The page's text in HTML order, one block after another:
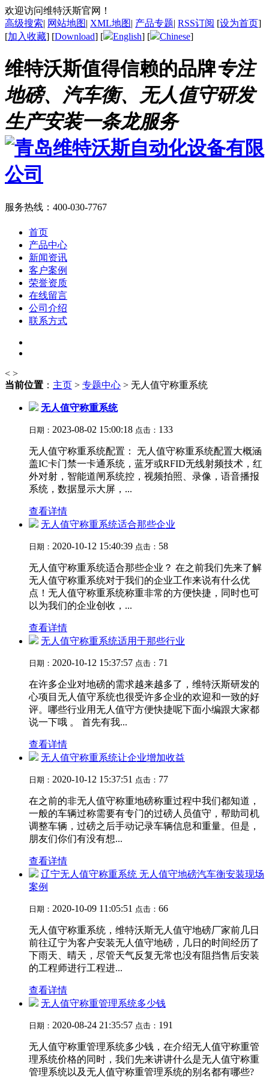
欢迎访问维特沃斯官网！
高级搜索| 网站地图| XML地图| 产品专题| RSS订阅 [设为首页]
[加入收藏] [Download] [ English] [ Chinese]
维特沃斯值得信赖的品牌专注
地磅、汽车衡、无人值守研发
生产安装一条龙服务
服务热线： 400-030-7767
首页
产品中心
新闻资讯
客户案例
荣誉资质
在线留言
公司介绍
联系方式
< >
当前位置 ： 主页 > 专题中心 > 无人值守称重系统
无人值守称重系统
日期： 2023-08-02 15:00:18 点击： 133
无人值守称重系统配置： 无人值守称重系统配置大概涵
盖IC卡门禁一卡通系统，蓝牙或RFID无线射频技术，红
外对射，智能道闸系统控，视频拍照、录像，语音播报
系统，数据显示大屏，...
查看详情
无人值守称重系统适合那些企业
日期： 2020-10-12 15:40:39 点击： 58
无人值守称重系统适合那些企业？ 在之前我们先来了解
无人值守称重系统对于我们的企业工作来说有什么优
点！无人值守称重系统称重非常的方便快捷，同时也可
以为我们的企业创收，...
查看详情
无人值守称重系统适用于那些行业
日期： 2020-10-12 15:37:57 点击： 71
在许多企业对地磅的需求越来越多了，维特沃斯研发的
心项目无人值守系统也很受许多企业的欢迎和一致的好
评。哪些行业用无人值守方便快捷呢下面小编跟大家都
说一下哦 。 首先有我...
查看详情
无人值守称重系统让企业增加收益​
日期： 2020-10-12 15:37:51 点击： 77
在之前的非无人值守称重地磅称重过程中我们都知道，
一般的车辆过称需要有专门的过磅人员值守，帮助司机
调整车辆，过磅之后手动记录车辆信息和重量。但是，
朋友们你们有没有想...
查看详情
辽宁无人值守称重系统 无人值守地磅汽车衡安装现场
案例
日期： 2020-10-09 11:05:51 点击： 66
无人值守称重系统，维特沃斯无人值守地磅厂家前几日
前往辽宁为客户安装无人值守地磅，几日的时间经历了
下雨天、晴天，尽管天气反复无常也没有阻挡售后安装
的工程师进行工程进...
查看详情
无人值守称重管理系统多少钱
日期： 2020-08-24 21:35:57 点击： 191
无人值守称重管理系统多少钱，在介绍无人值守称重管
理系统价格的同时，我们先来讲讲什么是无人值守称重
管理系统以及无人值守称重管理系统的别名都有哪些?